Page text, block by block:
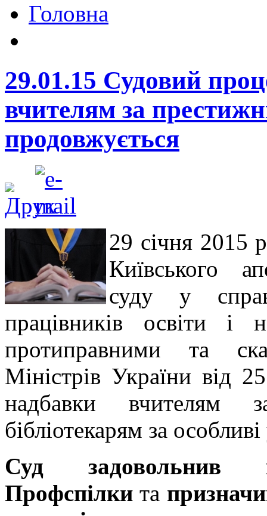
Головна
29.01.15 Судовий
вчителям за
продовжується
29 січня 2015
Київського
суду у
працівників освіти і
протиправними та
Міністрів України
надбавки вчителям
бібліотекарям за
Суд задовольнив
Профспілки та